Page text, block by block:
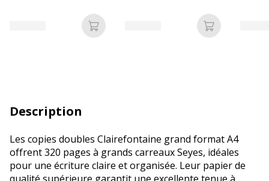
Ajouter au panier Ajouter au
Description
Les copies doubles Clairefontaine grand format A4
offrent 320 pages à grands carreaux Seyes, idéales
pour une écriture claire et organisée. Leur papier de